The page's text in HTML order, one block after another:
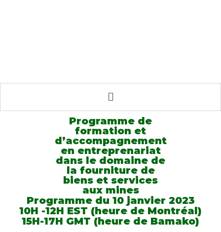
Programme de
formation et
d’accompagnement
en entreprenariat
dans le domaine de
la fourniture de
biens et services
aux mines
Programme du 10 janvier 2023
10H -12H EST (heure de Montréal)
15H-17H GMT (heure de Bamako)